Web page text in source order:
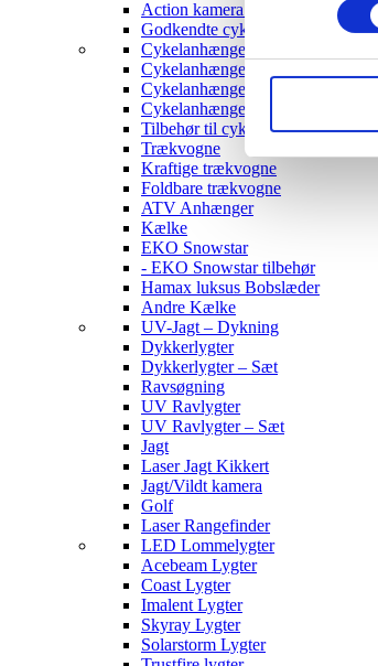
Action kamera til MTB
Godkendte cykellygter & tilbehør
Cykelanhængere
Cykelanhænger til Børn
Cykelanhænger til hunde
Cykelanhænger Cargo
Tilbehør til cykelanhængere
Trækvogne
Kraftige trækvogne
Foldbare trækvogne
ATV Anhænger
Kælke
EKO Snowstar
- EKO Snowstar tilbehør
Hamax luksus Bobslæder
Andre Kælke
UV-Jagt – Dykning
Dykkerlygter
Dykkerlygter – Sæt
Ravsøgning
UV Ravlygter
UV Ravlygter – Sæt
Jagt
Laser Jagt Kikkert
Jagt/Vildt kamera
Golf
Laser Rangefinder
LED Lommelygter
Acebeam Lygter
Coast Lygter
Imalent Lygter
Skyray Lygter
Solarstorm Lygter